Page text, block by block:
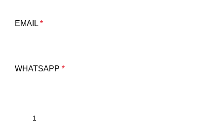
EMAIL *
WHATSAPP *